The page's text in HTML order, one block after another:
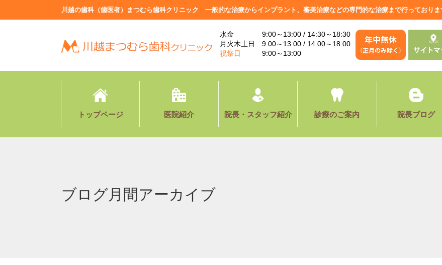
川越の歯科（歯医者）まつむら歯科クリニック 一般的な治療からインプラント、審美治療などの専門的な治療まで行っておりま
水金 9:00～13:00 / 14:30～18:30
月火木土日 9:00～13:00 / 14:00～18:00
祝祭日
9:00～13:00
トップページ 医院紹介 院長・スタッフ紹介 診療のご案内 院長ブログ
ブログ月間アーカイブ